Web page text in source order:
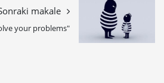
makale
your problems"